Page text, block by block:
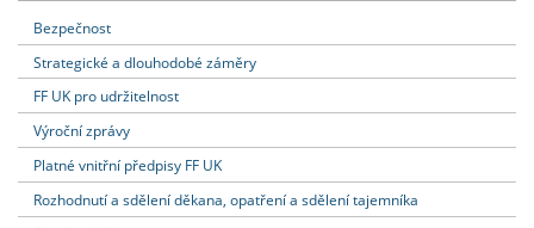
Bezpečnost
Strategické a dlouhodobé záměry
FF UK pro udržitelnost
Výroční zprávy
Platné vnitřní předpisy FF UK
Rozhodnutí a sdělení děkana, opatření a sdělení tajemníka